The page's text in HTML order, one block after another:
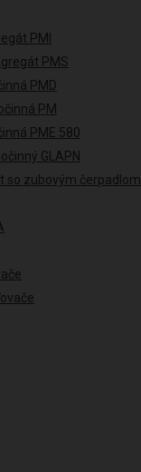
PMI
PMS
PMD
PM
PME 580
GLAPN
so zubovým čerpadlom